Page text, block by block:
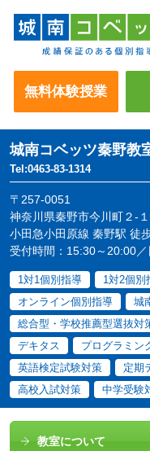
無料体験授業
城南コベッツ秦野教
Tel:0463-83-1314
〒257-0051
神奈川県秦野市今川町２-
小田急小田原線 秦野駅 徒
受付時間：15:30～20:00／
1対1個別指導 1対2個別
オンライン個別指導
城
総合型・学校推薦型選抜対
デキタス
プログラミン
英語検定試験対策
定期
高校入試対策
中学受験
教室について